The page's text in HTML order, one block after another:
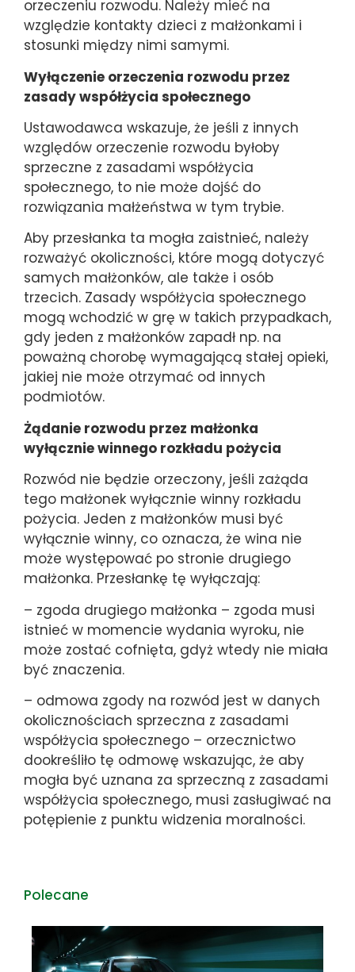
orzeczeniu rozwodu. Należy mieć na
względzie kontakty dzieci z małżonkami i
stosunki między nimi samymi.
Wyłączenie orzeczenia rozwodu przez
zasady współżycia społecznego
Ustawodawca wskazuje, że jeśli z innych
względów orzeczenie rozwodu byłoby
sprzeczne z zasadami współżycia
społecznego, to nie może dojść do
rozwiązania małżeństwa w tym trybie.
Aby przesłanka ta mogła zaistnieć, należy
rozważyć okoliczności, które mogą dotyczyć
samych małżonków, ale także i osób
trzecich. Zasady współżycia społecznego
mogą wchodzić w grę w takich przypadkach,
gdy jeden z małżonków zapadł np. na
poważną chorobę wymagającą stałej opieki,
jakiej nie może otrzymać od innych
podmiotów.
Żądanie rozwodu przez małżonka
wyłącznie winnego rozkładu pożycia
Rozwód nie będzie orzeczony, jeśli zażąda
tego małżonek wyłącznie winny rozkładu
pożycia. Jeden z małżonków musi być
wyłącznie winny, co oznacza, że wina nie
może występować po stronie drugiego
małżonka. Przesłankę tę wyłączają:
– zgoda drugiego małżonka – zgoda musi
istnieć w momencie wydania wyroku, nie
może zostać cofnięta, gdyż wtedy nie miała
być znaczenia.
– odmowa zgody na rozwód jest w danych
okolicznościach sprzeczna z zasadami
współżycia społecznego – orzecznictwo
dookreśliło tę odmowę wskazując, że aby
mogła być uznana za sprzeczną z zasadami
współżycia społecznego, musi zasługiwać na
potępienie z punktu widzenia moralności.
Polecane